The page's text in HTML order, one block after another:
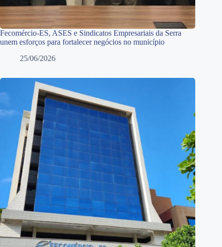
Fecomércio-ES, ASES e Sindicatos Empresariais da Serra
unem esforços para fortalecer negócios no município
25/06/2026